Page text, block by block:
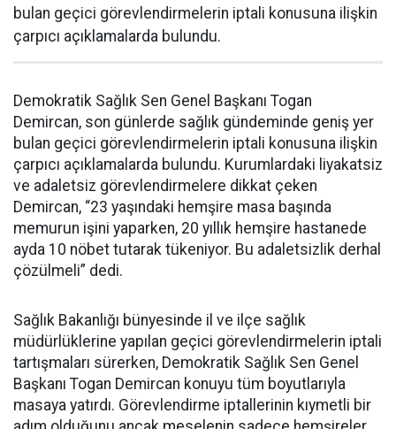
bulan geçici görevlendirmelerin iptali konusuna ilişkin
çarpıcı açıklamalarda bulundu.
Demokratik Sağlık Sen Genel Başkanı Togan
Demircan, son günlerde sağlık gündeminde geniş yer
bulan geçici görevlendirmelerin iptali konusuna ilişkin
çarpıcı açıklamalarda bulundu. Kurumlardaki liyakatsiz
ve adaletsiz görevlendirmelere dikkat çeken
Demircan, “23 yaşındaki hemşire masa başında
memurun işini yaparken, 20 yıllık hemşire hastanede
ayda 10 nöbet tutarak tükeniyor. Bu adaletsizlik derhal
çözülmeli” dedi.
Sağlık Bakanlığı bünyesinde il ve ilçe sağlık
müdürlüklerine yapılan geçici görevlendirmelerin iptali
tartışmaları sürerken, Demokratik Sağlık Sen Genel
Başkanı Togan Demircan konuyu tüm boyutlarıyla
masaya yatırdı. Görevlendirme iptallerinin kıymetli bir